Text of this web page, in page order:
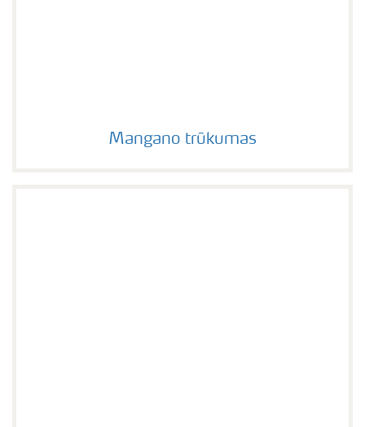
Mangano trūkumas
Mangano trūkumas